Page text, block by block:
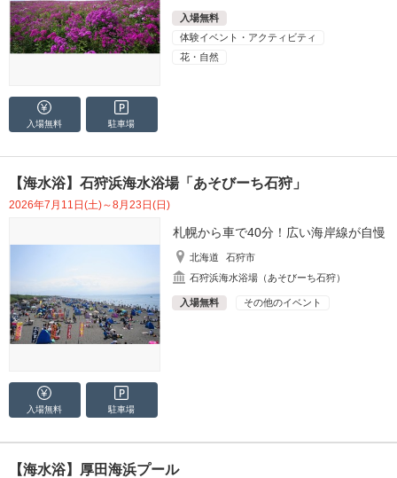
入場無料
体験イベント・アクティビティ
花・自然
入場無料 駐車場
【海水浴】石狩浜海水浴場「あそびーち石狩」
2026年7月11日(土)～8月23日(日)
札幌から車で40分！広い海岸線が自慢
北海道
石狩市
石狩浜海水浴場（あそびーち石狩）
入場無料 その他のイベント
入場無料 駐車場
【海水浴】厚田海浜プール